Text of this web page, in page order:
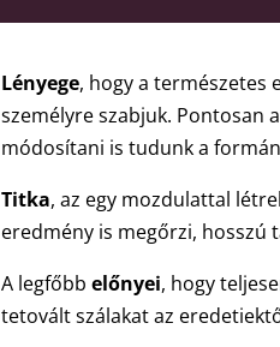
Lényege, hogy a természetes
személyre szabjuk. Pontosan
módosítani is tudunk a
Titka, az egy mozdulattal
eredmény is megőrzi, hosszú
A legfőbb előnyei, hogy
tetovált szálakat az